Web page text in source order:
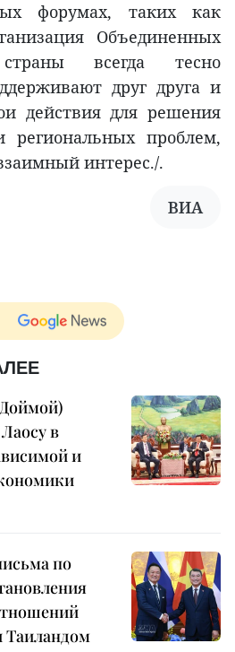
форумах, таких как
Объединенных
всегда тесно
друг друга и
действия для решения
региональных проблем,
интерес./.
ВИА
в
и
по